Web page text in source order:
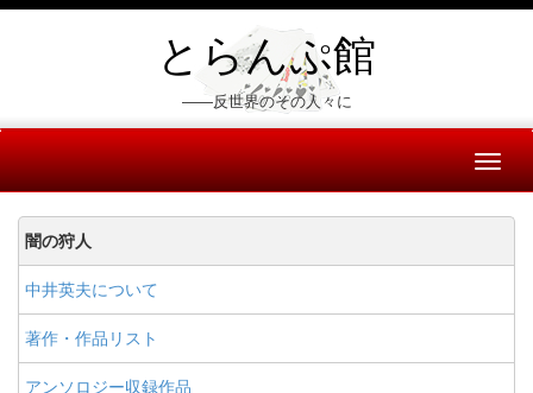
とらんぷ館
――反世界のその人々に
闇の狩人
中井英夫について
著作・作品リスト
アンソロジー収録作品